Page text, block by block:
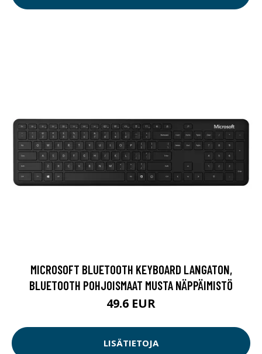
MICROSOFT BLUETOOTH KEYBOARD LANGATON,
BLUETOOTH POHJOISMAAT MUSTA NÄPPÄIMISTÖ
49.6 EUR
LISÄTIETOJA